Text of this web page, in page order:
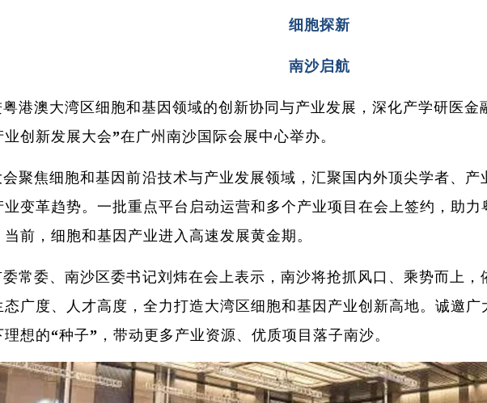
创新医疗器械平台
创新药物临床前研发平台
生物样本库
细胞探新
南沙启航
粤港澳大湾区细胞和基因领域的创新协同与产业发展，深化产学研医金
创新发展大会”在广州南沙国际会展中心举办。
聚焦细胞和基因前沿技术与产业发展领域，汇聚国内外顶尖学者、
业变革趋势。一批重点平台启动运营和多个产业项目在会上签约，助
前，细胞和基因产业进入高速发展黄金期。
委常委、南沙区委书记刘炜在会上表示，南沙将抢抓风口、乘势而上
态广度、人才高度，全力打造大湾区细胞和基因产业创新高地。诚邀广
想的“种子”，带动更多产业资源、优质项目落子南沙。